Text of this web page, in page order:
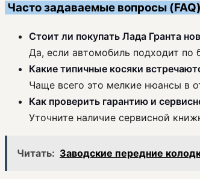
Часто задаваемые вопросы
Стоит ли покупать Лада Гранта
Да, если автомобиль подходит по
Какие типичные косяки
Чаще всего это мелкие нюансы в
Как проверить гарантию и
Уточните наличие сервисной
Читать: Заводские передние